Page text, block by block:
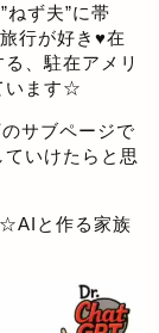
ねず夫”に帯
行が好き♥在
、駐在アメリ
います☆
サブページで
いけたらと思
と作る家族